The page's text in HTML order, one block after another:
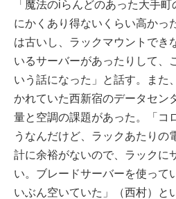
「魔法のiらんどのあった大手
にかくあり得ないくらい高かっ
は古いし、ラックマウントでき
いるサーバーがあったりして、
いう話になった」と話す。また
かれていた西新宿のデータセン
量と空調の課題があった。「コ
うなんだけど、ラックあたりの
計に余裕がないので、ラックに
い。ブレードサーバーを使って
いぶん空いていた」（西村）と